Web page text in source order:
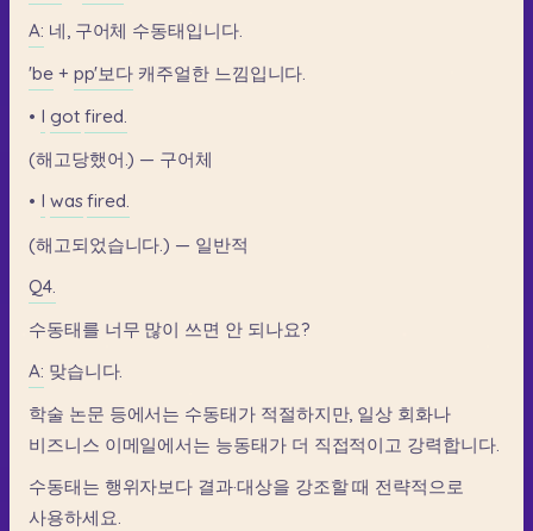
A: 네, 구어체 수동태입니다.
'be + pp'보다 캐주얼한 느낌입니다.
• I got fired.
(해고당했어.) — 구어체
• I was fired.
(해고되었습니다.) — 일반적
Q4.
수동태를 너무 많이 쓰면 안 되나요?
A: 맞습니다.
학술 논문 등에서는 수동태가 적절하지만, 일상 회화나
비즈니스 이메일에서는 능동태가 더 직접적이고 강력합니다.
수동태는 행위자보다 결과·대상을 강조할 때 전략적으로
사용하세요.